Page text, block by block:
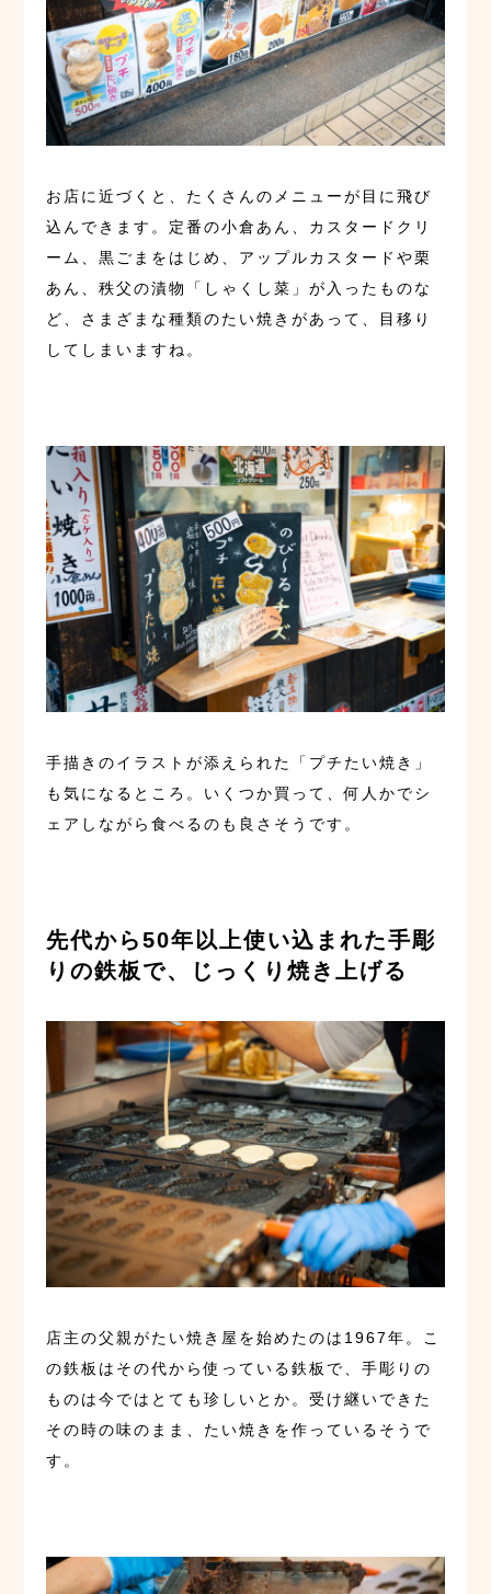
お店に近づくと、たくさんのメニューが目に飛び
込んできます。定番の小倉あん、カスタードクリ
ーム、黒ごまをはじめ、アップルカスタードや栗
あん、秩父の漬物「しゃくし菜」が入ったものな
ど、さまざまな種類のたい焼きがあって、目移り
してしまいますね。
手描きのイラストが添えられた「プチたい焼き」
も気になるところ。いくつか買って、何人かでシ
ェアしながら食べるのも良さそうです。
先代から50年以上使い込まれた手彫
りの鉄板で、じっくり焼き上げる
店主の父親がたい焼き屋を始めたのは1967年。こ
の鉄板はその代から使っている鉄板で、手彫りの
ものは今ではとても珍しいとか。受け継いできた
その時の味のまま、たい焼きを作っているそうで
す。